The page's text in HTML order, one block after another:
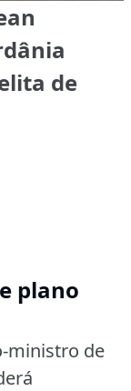
de
plano
ministro de